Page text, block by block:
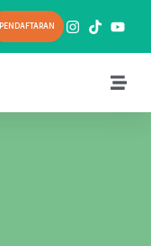
PENDAFTARAN